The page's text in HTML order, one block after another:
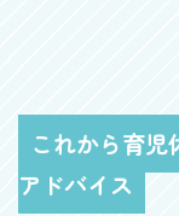
これから育児
アドバイス